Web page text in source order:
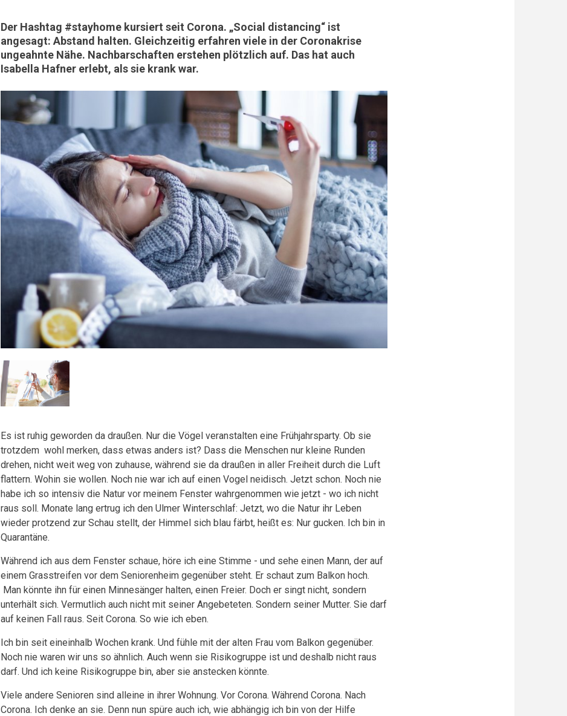
Der Hashtag #stayhome kursiert seit Corona. „Social distancing“ ist
angesagt: Abstand halten. Gleichzeitig erfahren viele in der Coronakrise
ungeahnte Nähe. Nachbarschaften erstehen plötzlich auf. Das hat auch
Isabella Hafner erlebt, als sie krank war.
Es ist ruhig geworden da draußen. Nur die Vögel veranstalten eine Frühjahrsparty. Ob sie
trotzdem wohl merken, dass etwas anders ist? Dass die Menschen nur kleine Runden
drehen, nicht weit weg von zuhause, während sie da draußen in aller Freiheit durch die Luft
flattern. Wohin sie wollen. Noch nie war ich auf einen Vogel neidisch. Jetzt schon. Noch nie
habe ich so intensiv die Natur vor meinem Fenster wahrgenommen wie jetzt - wo ich nicht
raus soll. Monate lang ertrug ich den Ulmer Winterschlaf: Jetzt, wo die Natur ihr Leben
wieder protzend zur Schau stellt, der Himmel sich blau färbt, heißt es: Nur gucken. Ich bin in
Quarantäne.
Während ich aus dem Fenster schaue, höre ich eine Stimme - und sehe einen Mann, der auf
einem Grasstreifen vor dem Seniorenheim gegenüber steht. Er schaut zum Balkon hoch.
Man könnte ihn für einen Minnesänger halten, einen Freier. Doch er singt nicht, sondern
unterhält sich. Vermutlich auch nicht mit seiner Angebeteten. Sondern seiner Mutter. Sie darf
auf keinen Fall raus. Seit Corona. So wie ich eben.
Ich bin seit eineinhalb Wochen krank. Und fühle mit der alten Frau vom Balkon gegenüber.
Noch nie waren wir uns so ähnlich. Auch wenn sie Risikogruppe ist und deshalb nicht raus
darf. Und ich keine Risikogruppe bin, aber sie anstecken könnte.
Viele andere Senioren sind alleine in ihrer Wohnung. Vor Corona. Während Corona. Nach
Corona. Ich denke an sie. Denn nun spüre auch ich, wie abhängig ich bin von der Hilfe